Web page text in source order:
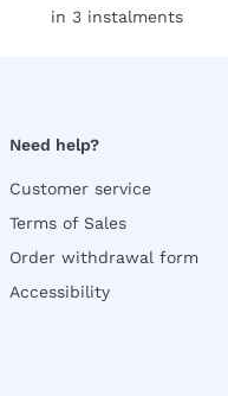
in 3 instalments
Need help?
Customer service
Terms of Sales
Order withdrawal form
Accessibility